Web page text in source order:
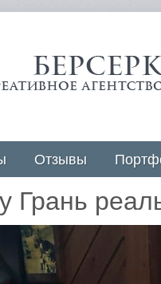
Отзывы
Грань